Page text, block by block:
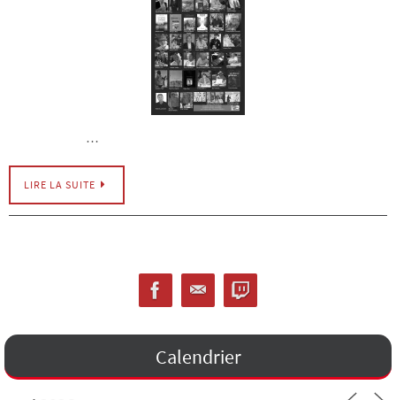
…
LIRE LA SUITE
Calendrier